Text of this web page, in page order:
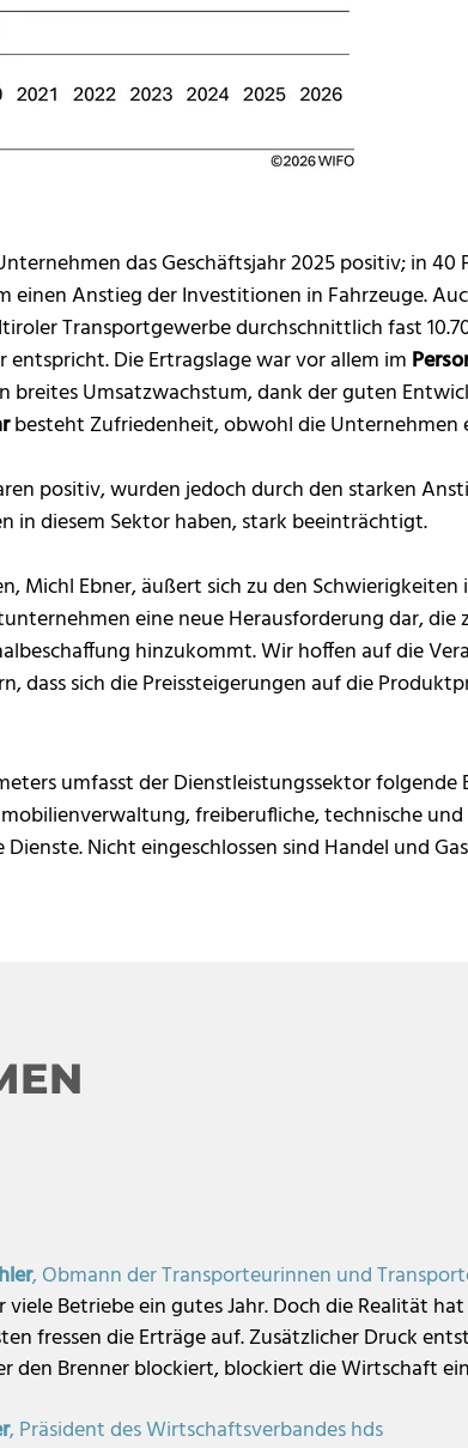
das Geschäftsjahr 2025 positiv; in 40
einen Anstieg der Investitionen in Fahrzeuge.
Transportgewerbe durchschnittlich fast
Die Ertragslage war vor allem im
breites Umsatzwachstum, dank der guten
besteht Zufriedenheit, obwohl die Unternehmen
positiv, wurden jedoch durch den starken
in diesem Sektor haben, stark beeinträchtigt.
Michl Ebner, äußert sich zu den
eine neue Herausforderung dar, die
hinzukommt. Wir hoffen auf die
dass sich die Preissteigerungen auf die
umfasst der Dienstleistungssektor
freiberufliche, technische
Nicht eingeschlossen sind Handel und
, Obmann der Transporteurinnen und
viele Betriebe ein gutes Jahr. Doch die Realität
fressen die Erträge auf. Zusätzlicher Druck
den Brenner blockiert, blockiert die Wirtschaft
, Präsident des Wirtschaftsverbandes hds